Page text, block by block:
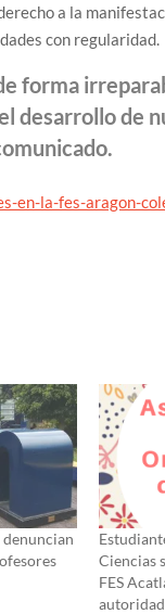
a la
con regularidad.
forma
desarrollo de
en-la-fes-aragon-
denuncian
Ciencias
FES